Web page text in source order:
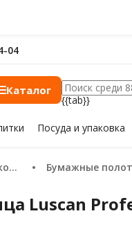
04
Каталог
{{tab}}
Посуда и упаковка
Бумажные
Luscan